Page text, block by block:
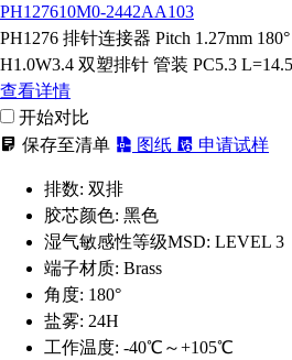
PH127610M0-2442AA103
PH1276 排针连接器 Pitch 1.27mm
H1.0W3.4 双塑排针 管装 PC5.3
查看详情
开始对比
保存至清单
图纸 申请试样
排数: 双排
胶芯颜色: 黑色
湿气敏感性等级MSD: LEVEL 3
端子材质: Brass
角度: 180°
盐雾: 24H
工作温度: -40℃～+105℃